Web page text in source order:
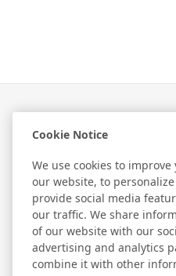
Related
Cookie Notice
We use cookies to
our website, to
provide social media
our traffic. We share
of our website with our
advertising and analytics
combine it with other